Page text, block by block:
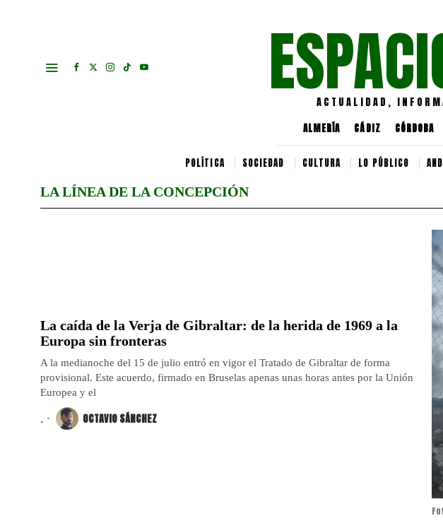
ACTUALIDAD,
ALMERÍA CÁDIZ CÓRDOBA
POLÍTICA SOCIEDAD CULTURA LO PÚBLICO
LA LÍNEA DE LA CONCEPCIÓN
La caída de la Verja de Gibraltar: de la herida de 1969 a la
Europa sin fronteras
A la medianoche del 15 de julio entró en vigor el Tratado de Gibraltar de forma
provisional. Este acuerdo, firmado en Bruselas apenas unas horas antes por la Unión
Europea y el
. OCTAVIO SÁNCHEZ